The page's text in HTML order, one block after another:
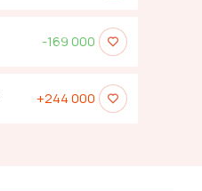
-169 000
+244 000